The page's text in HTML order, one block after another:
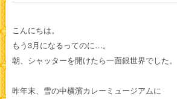
こんにちは。
もう3月になるってのに…。
朝、シャッターを開けたら一面銀世界でした。
昨年末、雪の中横濱カレーミュージアムに